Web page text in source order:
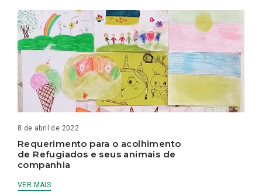
8 de abril de 2022
Requerimento para o acolhimento
de Refugiados e seus animais de
companhia
VER MAIS